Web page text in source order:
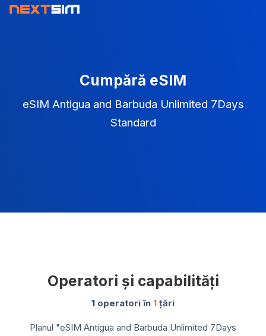
Cumpără eSIM
eSIM Antigua and Barbuda Unlimited 7Days
Standard
Operatori și capabilități
1 operatori în 1 țări
Planul "eSIM Antigua and Barbuda Unlimited 7Days